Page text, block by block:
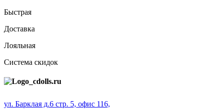
Быстрая
Доставка
Лояльная
Система скидок
ул. Барклая д.6 стр. 5, офис 116,